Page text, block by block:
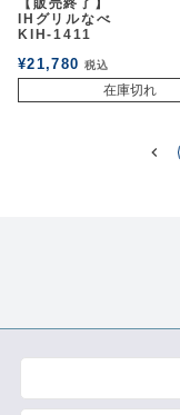
【販売終了】
IHグリルなべ
KIH-1411
¥21,780 税込
在庫切れ